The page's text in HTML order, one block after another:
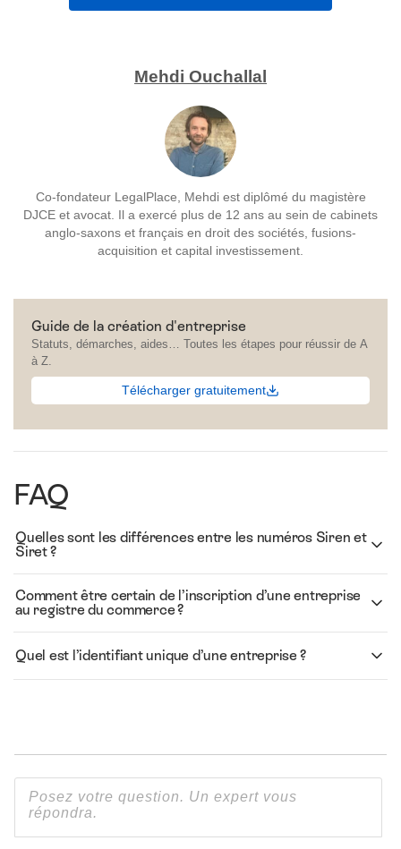
Mehdi Ouchallal
Co-fondateur LegalPlace, Mehdi est diplômé du magistère
DJCE et avocat. Il a exercé plus de 12 ans au sein de cabinets
anglo-saxons et français en droit des sociétés, fusions-
acquisition et capital investissement.
Guide de la création d'entreprise
Statuts, démarches, aides… Toutes les étapes pour réussir de A
à Z.
Télécharger gratuitement
FAQ
Quelles sont les différences entre les numéros Siren et
Siret ?
Comment être certain de l’inscription d’une entreprise
au registre du commerce ?
Quel est l’identifiant unique d’une entreprise ?